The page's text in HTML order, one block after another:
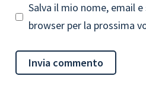
Salva il mio nome, email
browser per la prossima